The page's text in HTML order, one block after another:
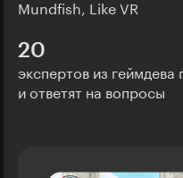
Mundfish, Like VR
20
экспертов из
и ответят на вопросы